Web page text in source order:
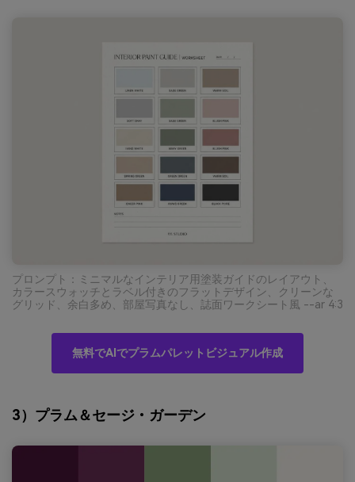
プロンプト：ミニマルなインテリア用塗装ガイドのレイアウト、
カラースウォッチとラベル付きのフラットデザイン、クリーンな
グリッド、余白多め、部屋写真なし、誌面ワークシート風 --ar 4:3
無料でAIでプラムパレットビジュアル作成
3）プラム＆セージ・ガーデン